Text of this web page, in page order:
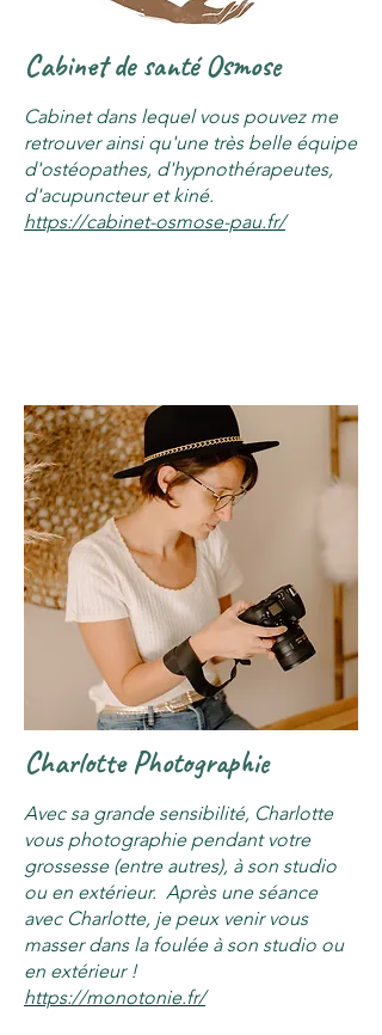
Cabinet de santé Osmose
Cabinet dans lequel vous pouvez me
retrouver ainsi qu'une très belle équipe
d'ostéopathes, d'hypnothérapeutes,
d'acupuncteur et kiné.
https://cabinet-osmose-pau.fr/
Charlotte Photographie
Avec sa grande sensibilité, Charlotte
vous photographie pendant votre
grossesse (entre autres), à son studio
ou en extérieur. Après une séance
avec Charlotte, je peux venir vous
masser dans la foulée à son studio ou
en extérieur !
https://monotonie.fr/